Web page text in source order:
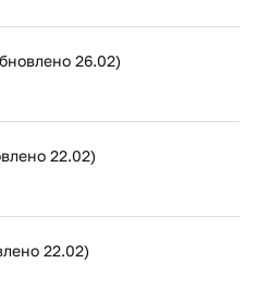
26.02)
22.02)
22.02)